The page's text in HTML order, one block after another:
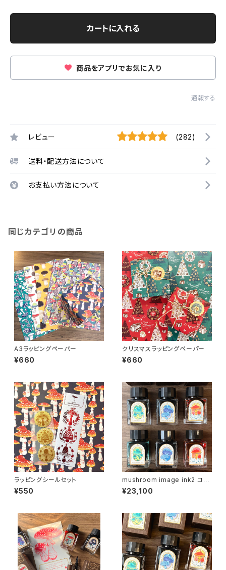
カートに入れる
商品をアプリでお気に入り
通報する
レビュー (282)
送料・配送方法について
お支払い方法について
同じカテゴリの商品
A3ラッピングペーパー
¥660
クリスマスラッピングペーパー
¥660
ラッピングシールセット
¥550
mushroom image ink2 コン
プリートセット
¥23,100